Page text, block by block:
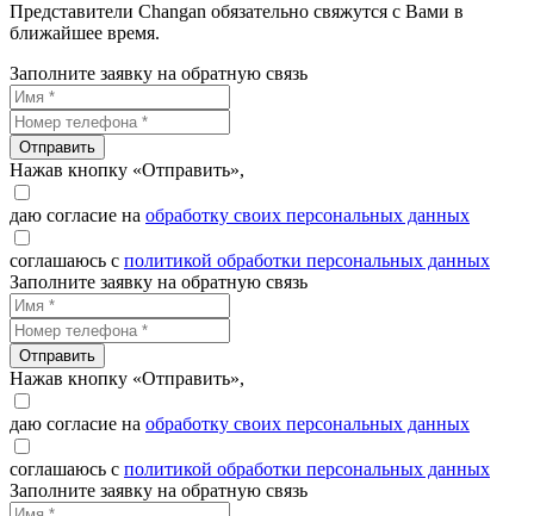
Представители Changan обязательно свяжутся с Вами в
ближайшее время.
Заполните заявку на обратную связь
Отправить
Нажав кнопку «Отправить»,
даю согласие на обработку своих персональных данных
соглашаюсь с политикой обработки персональных данных
Заполните заявку на обратную связь
Отправить
Нажав кнопку «Отправить»,
даю согласие на обработку своих персональных данных
соглашаюсь с политикой обработки персональных данных
Заполните заявку на обратную связь